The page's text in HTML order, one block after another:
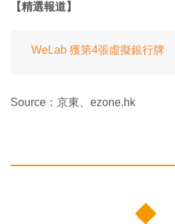
【精選報道】
WeLab 獲第4張虛擬銀行牌
Source：京東、ezone.hk